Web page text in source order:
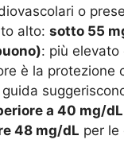
o
alto: sotto 55
: più elevato
è la protezione
guida
a 40 mg/dL
48 mg/dL per le